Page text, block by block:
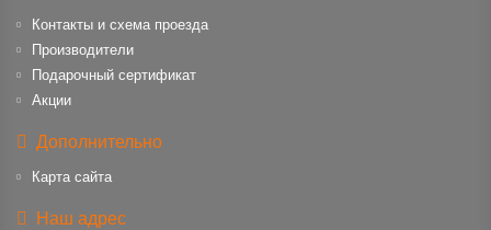
Контакты и схема проезда
Производители
Подарочный сертификат
Акции
Дополнительно
Карта сайта
Наш адрес